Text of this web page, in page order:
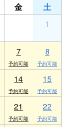
金
土
1
7 8
14 15
21 22